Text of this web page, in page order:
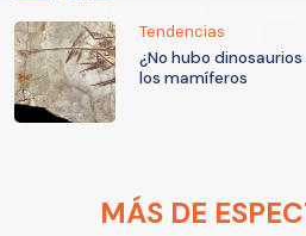
Tendencias
¿No hubo
los mamíferos
MÁS DE